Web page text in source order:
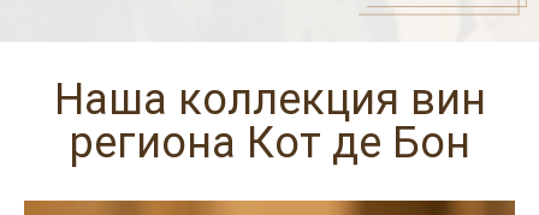
Наша коллекция вин
региона Кот де Бон